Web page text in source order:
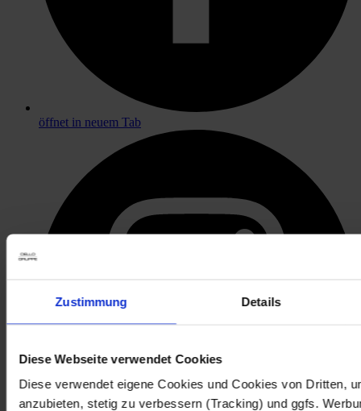
Zustimmung Details
Diese Webseite verwendet Cookies
Diese verwendet eigene Cookies und Cookies von Dritten,
anzubieten, stetig zu verbessern (Tracking) und ggfs.
öffnet in neuem Tab